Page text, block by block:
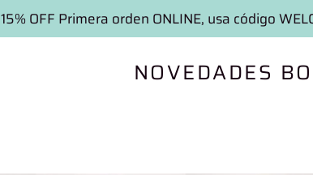
15% OFF Primera orden ONLINE, usa código
NOVEDADES